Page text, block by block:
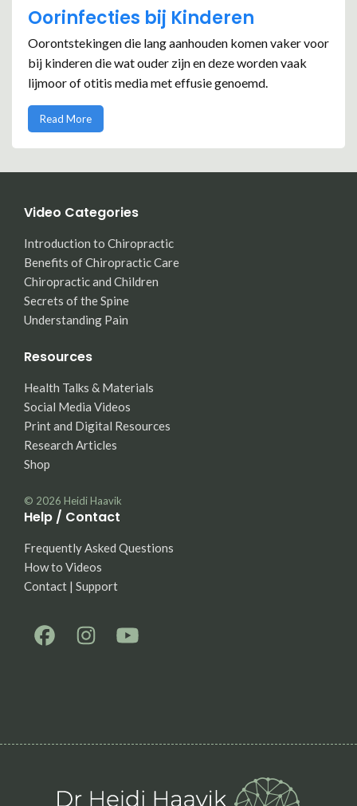
Oorinfecties bij Kinderen
Oorontstekingen die lang aanhouden komen vaker voor
bij kinderen die wat ouder zijn en deze worden vaak
lijmoor of otitis media met effusie genoemd.
Read More
Video Categories
Introduction to Chiropractic
Benefits of Chiropractic Care
Chiropractic and Children
Secrets of the Spine
Understanding Pain
Resources
Health Talks & Materials
Social Media Videos
Print and Digital Resources
Research Articles
Shop
© 2026 Heidi Haavik
Help / Contact
Frequently Asked Questions
How to Videos
Contact | Support